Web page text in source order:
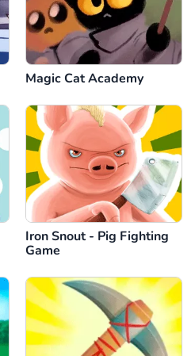
Magic Cat Academy
Iron Snout - Pig Fighting
Game